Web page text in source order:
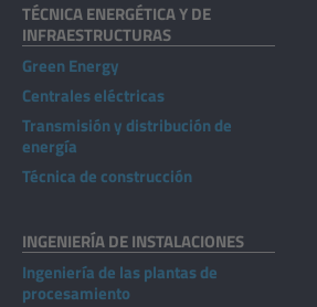
TÉCNICA ENERGÉTICA Y DE
INFRAESTRUCTURAS
Green Energy
Centrales eléctricas
Transmisión y distribución de
energía
Técnica de construcción
INGENIERÍA DE INSTALACIONES
Ingeniería de las plantas de
procesamiento